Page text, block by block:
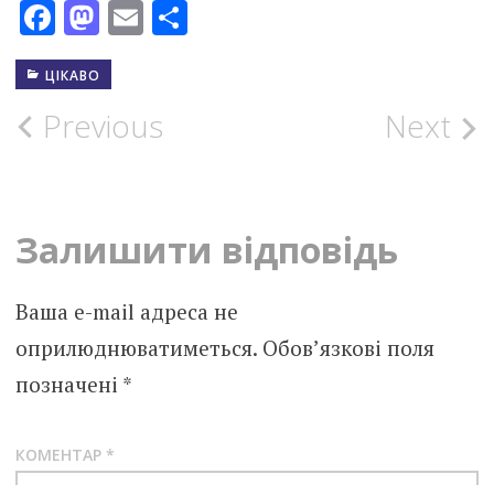
Facebook
Mastodon
EmailПоділитися
ЦІКАВО
Post
Previous Next
Залишити відповідь
Ваша e-mail адреса не
оприлюднюватиметься. Обов’язкові поля
позначені *
КОМЕНТАР *